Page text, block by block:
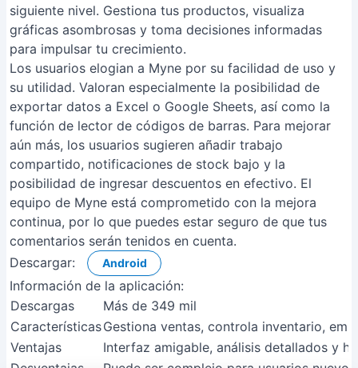
siguiente nivel. Gestiona tus productos, visualiza
gráficas asombrosas y toma decisiones informadas
para impulsar tu crecimiento.
Los usuarios elogian a Myne por su facilidad de uso y
su utilidad. Valoran especialmente la posibilidad de
exportar datos a Excel o Google Sheets, así como la
función de lector de códigos de barras. Para mejorar
aún más, los usuarios sugieren añadir trabajo
compartido, notificaciones de stock bajo y la
posibilidad de ingresar descuentos en efectivo. El
equipo de Myne está comprometido con la mejora
continua, por lo que puedes estar seguro de que tus
comentarios serán tenidos en cuenta.
Descargar:
Android
Información de la aplicación:
Descargas
Más de 349 mil
CaracterísticasGestiona ventas, controla inventario,
Ventajas
Interfaz amigable, análisis detallados y